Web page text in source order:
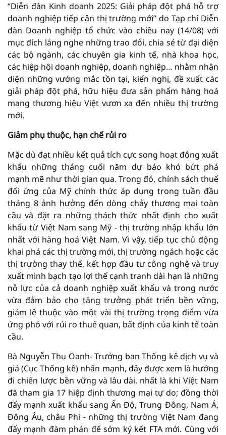
“Diễn đàn Kinh doanh 2025: Giải pháp đột phá hỗ trợ
doanh nghiệp tiếp cận thị trường mới” do Tạp chí Diễn
đàn Doanh nghiệp tổ chức vào chiều nay (14/08) với
mục đích lắng nghe những trao đổi, chia sẻ từ đại diện
các bộ ngành, các chuyên gia kinh tế, nhà khoa học,
các hiệp hội doanh nghiệp, doanh nghiệp… nhằm nhận
diện những vướng mắc tồn tại, kiến nghị, đề xuất các
giải pháp đột phá, hữu hiệu đưa sản phẩm hàng hoá
mang thương hiệu Việt vươn xa đến nhiều thị trường
mới.
Giảm phụ thuộc, hạn chế rủi ro
Mặc dù đạt nhiều kết quả tích cực song hoạt động xuất
khẩu những tháng cuối năm dự báo khó bứt phá
mạnh mẽ như thời gian qua. Trong đó, chính sách thuế
đối ứng của Mỹ chính thức áp dụng trong tuần đầu
tháng 8 ảnh hưởng đến dòng chảy thương mại toàn
cầu và đặt ra những thách thức nhất định cho xuất
khẩu từ Việt Nam sang Mỹ - thị trường nhập khẩu lớn
nhất với hàng hoá Việt Nam. Vì vậy, tiếp tục chủ động
khai phá các thị trường mới, thị trường ngách hoặc các
thị trường thay thế, kết hợp đầu tư công nghệ và truy
xuất minh bạch tạo lợi thế cạnh tranh dài hạn là những
nỗ lực của cả doanh nghiệp xuất khẩu và trong nước
vừa đảm bảo cho tăng trưởng phát triển bền vững,
giảm lệ thuộc vào một vài thị trường trọng điểm vừa
ứng phó với rủi ro thuế quan, bất định của kinh tế toàn
cầu.
Bà Nguyễn Thu Oanh- Trưởng ban Thống kê dịch vụ và
giá (Cục Thống kê) nhấn mạnh, đây được xem là hướng
đi chiến lược bền vững và lâu dài, nhất là khi Việt Nam
đã tham gia 17 hiệp định thương mại tự do; đồng thời
đẩy mạnh xuất khẩu sang Ấn Độ, Trung Đông, Nam Á,
Đông Âu, châu Phi - những thị trường Việt Nam đang
đẩy mạnh đàm phán để sớm ký kết FTA mới. Cùng với